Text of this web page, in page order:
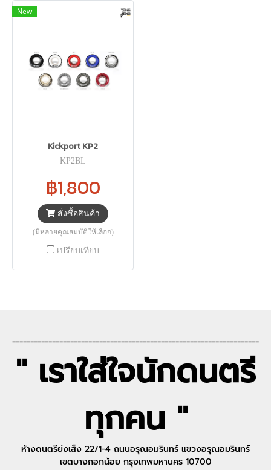
New
Kickport KP2
KP2BL
฿1,800
สั่งซื้อสินค้า
(มีหลายคุณสมบัติให้เลือก)
เปรียบเทียบ
--------------------------------------------------------------------
" เราใส่ใจนักดนตรี
ทุกคน "
ห้างดนตรีย่งเส็ง 22/1-4 ถนนอรุณอมรินทร์ แขวงอรุณอมรินทร์
เขตบางกอกน้อย กรุงเทพมหานคร 10700